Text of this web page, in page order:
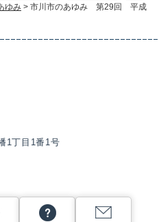
ゆみ > 市川市のあゆみ 第29回 平成
1丁目1番1号